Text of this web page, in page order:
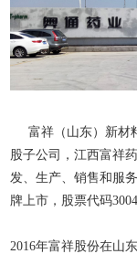
富祥（山东）新材
股子公司，江西富祥
发、生产、销售和服
牌上市，股票代码
2016年富祥股份在山